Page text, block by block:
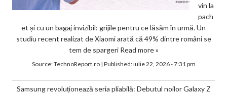
vin la
pach
et și cu un bagaj invizibil: grijile pentru ce lăsăm în urmă. Un
studiu recent realizat de Xiaomi arată că 49% dintre români se
tem de spargeri Read more »
Source:TechnoReport.ro| Published:iulie 22, 2026 - 7:31 pm
Samsung revoluționează seria pliabilă: Debutul noilor Galaxy Z